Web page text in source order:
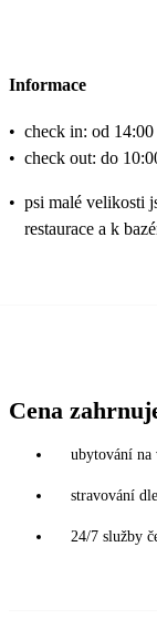
Informace
• check in: od 14:00
• check out: do
• psi malé velikosti
restaurace a k
Cena
ubytování na
stravování
24/7 služby